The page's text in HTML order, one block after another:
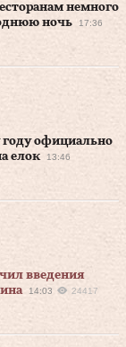
немного
ночь
17:36
официально
елок
13:46
введения
14:03 24417